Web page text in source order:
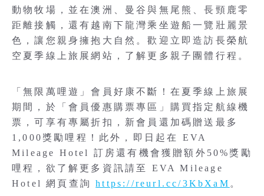
動物牧場，並在澳洲、曼谷與無尾熊、長頸鹿零
距離接觸，還有越南下龍灣乘坐遊船一覽壯麗景
色，讓您親身擁抱大自然。歡迎立即造訪長榮航
空夏季線上旅展網站，了解更多親子團體行程。
「無限萬哩遊」會員好康不斷！在夏季線上旅展
期間，於「會員優惠購票專區」購買指定航線機
票，可享有專屬折扣，新會員還加碼贈送最多
1,000獎勵哩程！此外，即日起在 EVA
Mileage Hotel 訂房還有機會獲贈額外50%獎勵
哩程，欲了解更多資訊請至 EVA Mileage
Hotel 網頁查詢https://reurl.cc/3KbXaM 。